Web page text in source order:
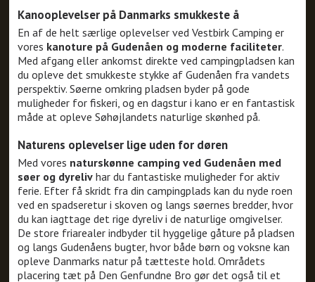
Kanooplevelser på Danmarks smukkeste å
En af de helt særlige oplevelser ved Vestbirk Camping er
vores kanoture på Gudenåen og moderne faciliteter.
Med afgang eller ankomst direkte ved campingpladsen kan
du opleve det smukkeste stykke af Gudenåen fra vandets
perspektiv. Søerne omkring pladsen byder på gode
muligheder for fiskeri, og en dagstur i kano er en fantastisk
måde at opleve Søhøjlandets naturlige skønhed på.
Naturens oplevelser lige uden for døren
Med vores naturskønne camping ved Gudenåen med
søer og dyreliv har du fantastiske muligheder for aktiv
ferie. Efter få skridt fra din campingplads kan du nyde roen
ved en spadseretur i skoven og langs søernes bredder, hvor
du kan iagttage det rige dyreliv i de naturlige omgivelser.
De store friarealer indbyder til hyggelige gåture på pladsen
og langs Gudenåens bugter, hvor både børn og voksne kan
opleve Danmarks natur på tætteste hold. Områdets
placering tæt på Den Genfundne Bro gør det også til et